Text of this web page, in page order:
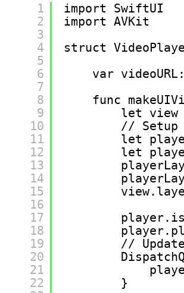
1
2
3
4
5
6
7
8
9
10
11
12
13
14
15
16
17
18
19
20
21
22
import SwiftUI
import AVKit
struct
var
func
let view
// Setup
let
let
//
}